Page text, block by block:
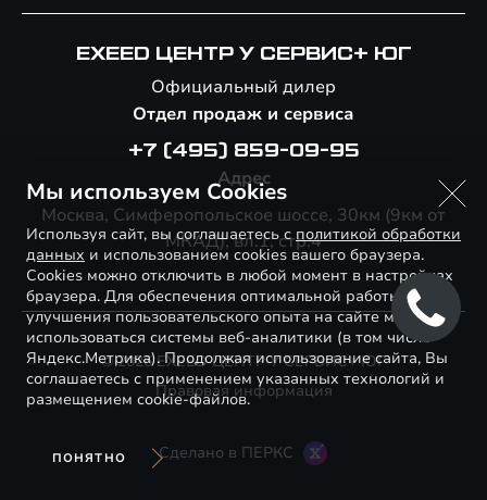
EXEED ЦЕНТР У СЕРВИС+ ЮГ
Официальный дилер
Отдел продаж и сервиса
+7 (495) 859-09-95
Адрес
Москва, Симферопольское шоссе, 30км (9км от
МКАД), вл.1, стр.4
© 2026 EXEED ЦЕНТР У СЕРВИС+ ЮГ
Правовая информация
Сделано в ПЕРКС
Мы используем Cookies
Используя сайт, вы соглашаетесь сполитикой обработки
данных и использованием cookies вашего браузера.
Cookies можно отключить в любой момент в настройках
браузера. Для обеспечения оптимальной работы и
улучшения пользовательского опыта на сайте могут
использоваться системы веб-аналитики (в том числе
Яндекс.Метрика). Продолжая использование сайта, Вы
соглашаетесь с применением указанных технологий и
размещением cookie-файлов.
ПОНЯТНО